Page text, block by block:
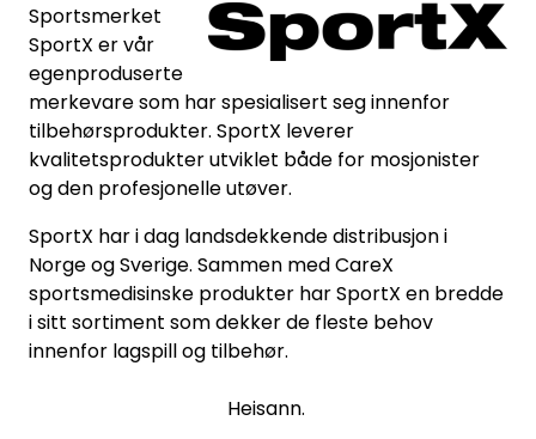
Sportsmerket
SportX er vår
egenproduserte
merkevare som har spesialisert seg innenfor
tilbehørsprodukter. SportX leverer
kvalitetsprodukter utviklet både for mosjonister
og den profesjonelle utøver.
SportX har i dag landsdekkende distribusjon i
Norge og Sverige. Sammen med CareX
sportsmedisinske produkter har SportX en bredde
i sitt sortiment som dekker de fleste behov
innenfor lagspill og tilbehør.
Heisann.